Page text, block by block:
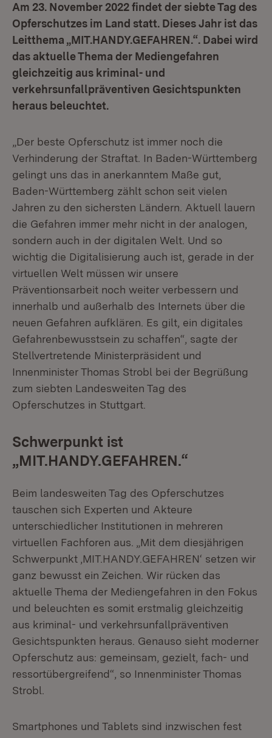
Am 23. November 2022 findet der siebte Tag des
Opferschutzes im Land statt. Dieses Jahr ist das
Leitthema „MIT.HANDY.GEFAHREN.“. Dabei wird
das aktuelle Thema der Mediengefahren
gleichzeitig aus kriminal- und
verkehrsunfallpräventiven Gesichtspunkten
heraus beleuchtet.
„Der beste Opferschutz ist immer noch die
Verhinderung der Straftat. In Baden-Württemberg
gelingt uns das in anerkanntem Maße gut,
Baden-Württemberg zählt schon seit vielen
Jahren zu den sichersten Ländern. Aktuell lauern
die Gefahren immer mehr nicht in der analogen,
sondern auch in der digitalen Welt. Und so
wichtig die Digitalisierung auch ist, gerade in der
virtuellen Welt müssen wir unsere
Präventionsarbeit noch weiter verbessern und
innerhalb und außerhalb des Internets über die
neuen Gefahren aufklären. Es gilt, ein digitales
Gefahrenbewusstsein zu schaffen“, sagte der
Stellvertretende Ministerpräsident und
Innenminister Thomas Strobl bei der Begrüßung
zum siebten Landesweiten Tag des
Opferschutzes in Stuttgart.
Schwerpunkt ist
„MIT.HANDY.GEFAHREN.“
Beim landesweiten Tag des Opferschutzes
tauschen sich Experten und Akteure
unterschiedlicher Institutionen in mehreren
virtuellen Fachforen aus. „Mit dem diesjährigen
Schwerpunkt ‚MIT.HANDY.GEFAHREN‘ setzen wir
ganz bewusst ein Zeichen. Wir rücken das
aktuelle Thema der Mediengefahren in den Fokus
und beleuchten es somit erstmalig gleichzeitig
aus kriminal- und verkehrsunfallpräventiven
Gesichtspunkten heraus. Genauso sieht moderner
Opferschutz aus: gemeinsam, gezielt, fach- und
ressortübergreifend“, so Innenminister Thomas
Strobl.
Smartphones und Tablets sind inzwischen fest